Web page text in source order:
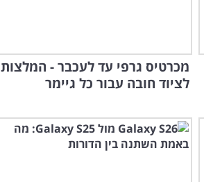
מכרטיס גרפי עד לעכבר - המלצות
לציוד חובה עבור כל גיימר